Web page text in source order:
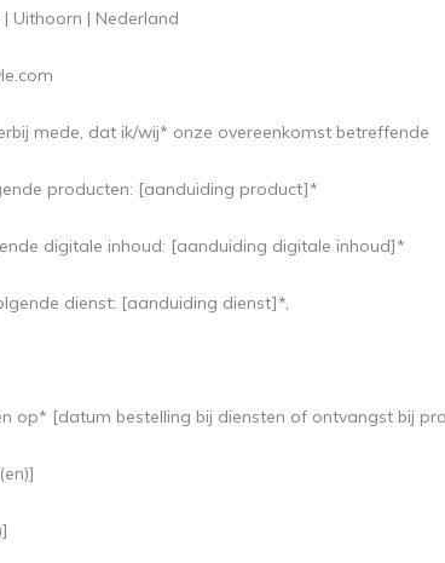
Uithoorn | Nederland
mede, dat ik/wij* onze overeenkomst betreffende
producten: [aanduiding product]*
digitale inhoud: [aanduiding digitale inhoud]*
dienst: [aanduiding dienst]*,
op* [datum bestelling bij diensten of ontvangst bij